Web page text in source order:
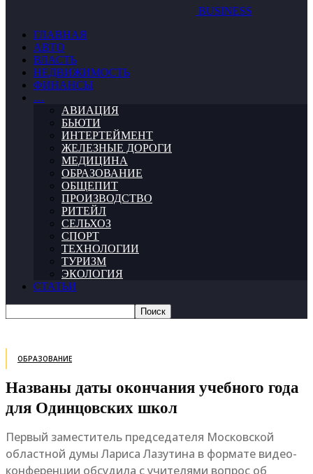
BUSINESS
ГЛАВНАЯ
АВТО
ВЛАСТЬ
НЕДВИЖИМОСТЬ
ФИНАНСЫ
…
АВИАЦИЯ
БЬЮТИ
ИНТЕРТЕЙМЕНТ
ЖЕЛЕЗНЫЕ ДОРОГИ
МЕДИЦИНА
ОБРАЗОВАНИЕ
ОБЩЕПИТ
ПРОИЗВОДСТВО
РИТЕЙЛ
СЕЛЬХОЗ
СПОРТ
ТЕХНОЛОГИИ
ТУРИЗМ
ЭКОЛОГИЯ
СТАТЬИ
ОБРАЗОВАНИЕ
Названы даты окончания учебного года
для Одинцовских школ
Первый заместитель председателя Московской
областной думы Лариса Лазутина в формате видео-
конференции обсудила с учителями вопрос об